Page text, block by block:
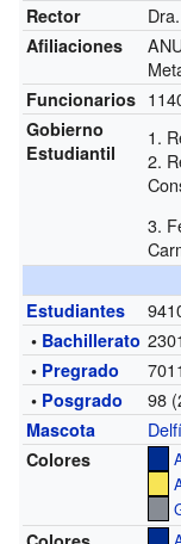
Rector
Afiliaciones
Funcionarios
Gobierno
Estudiantil
1.
2.
3.
Estudiantes
• Bachillerato
• Pregrado
• Posgrado 98
Mascota
Colores